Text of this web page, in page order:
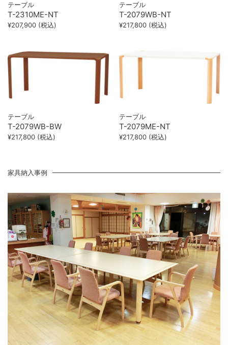
テーブル
T-2310ME-NT
¥207,900 (税込)
テーブル
T-2079WB-NT
¥217,800 (税込)
テーブル
T-2079WB-BW
¥217,800 (税込)
テーブル
T-2079ME-NT
¥217,800 (税込)
家具納入事例